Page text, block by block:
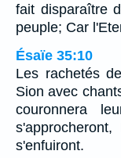
fait disparaître
peuple; Car
Ésaïe 35:10
Les rachetés
Sion avec
couronnera
s'enfuiront.